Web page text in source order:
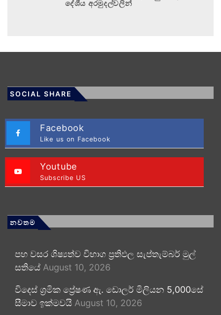
දේශීය අරමුදල්වලින්
SOCIAL SHARE
Facebook
Like us on Facebook
Youtube
Subscribe US
නවතම
පහ වසර ශිෂ්‍යත්ව විභාග ප්‍රතිඵල සැප්තැම්බර් මුල්
සතියේ August 10, 2026
විදෙස් ශ්‍රමික ප්‍රේෂණ ඇ. ඩොලර් මිලියන 5,000සේ
සීමාව ඉක්මවයි August 10, 2026